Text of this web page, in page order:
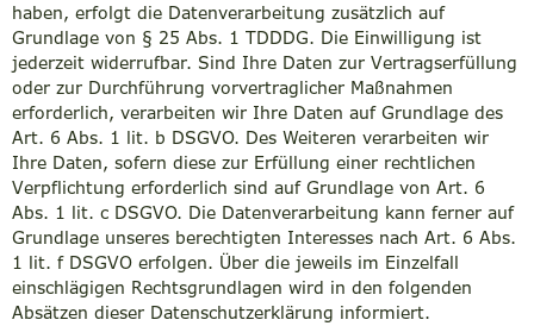
haben, erfolgt die Datenverarbeitung zusätzlich auf
Grundlage von § 25 Abs. 1 TDDDG. Die Einwilligung ist
jederzeit widerrufbar. Sind Ihre Daten zur Vertragserfüllung
oder zur Durchführung vorvertraglicher Maßnahmen
erforderlich, verarbeiten wir Ihre Daten auf Grundlage des
Art. 6 Abs. 1 lit. b DSGVO. Des Weiteren verarbeiten wir
Ihre Daten, sofern diese zur Erfüllung einer rechtlichen
Verpflichtung erforderlich sind auf Grundlage von Art. 6
Abs. 1 lit. c DSGVO. Die Datenverarbeitung kann ferner auf
Grundlage unseres berechtigten Interesses nach Art. 6 Abs.
1 lit. f DSGVO erfolgen. Über die jeweils im Einzelfall
einschlägigen Rechtsgrundlagen wird in den folgenden
Absätzen dieser Datenschutzerklärung informiert.